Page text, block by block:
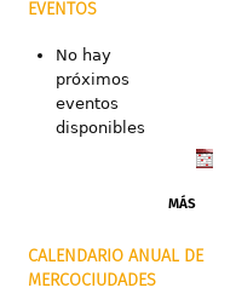
EVENTOS
No hay
próximos
eventos
disponibles
MÁS
CALENDARIO ANUAL DE
MERCOCIUDADES